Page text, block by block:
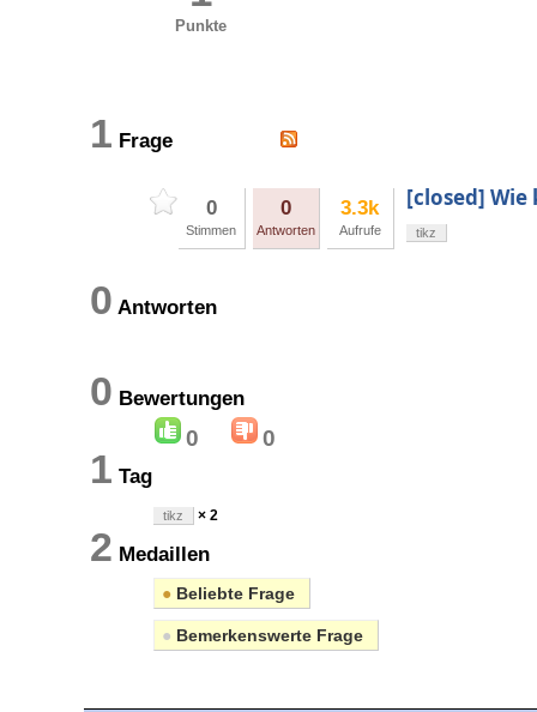
Punkte
1 Frage
0
Stimmen
0
Antworten
3.3k
Aufrufe
[closed]
tikz
0 Antworten
0 Bewertungen
0 0
1 Tag
tikz × 2
2 Medaillen
● Beliebte Frage
● Bemerkenswerte Frage